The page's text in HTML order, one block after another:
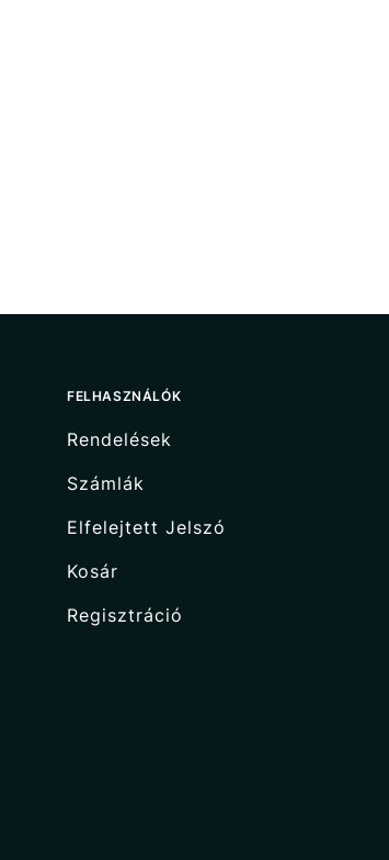
FELHASZNÁLÓK
Rendelések
Számlák
Elfelejtett Jelszó
Kosár
Regisztráció